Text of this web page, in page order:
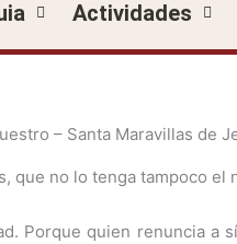
Actividades
– Santa Maravillas de
Porque quien renuncia a